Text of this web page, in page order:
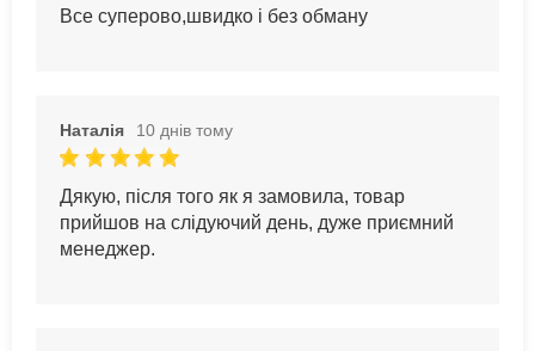
Все суперово,швидко і без обману
Наталія 10 днів тому
Дякую, після того як я замовила, товар
прийшов на слідуючий день, дуже приємний
менеджер.